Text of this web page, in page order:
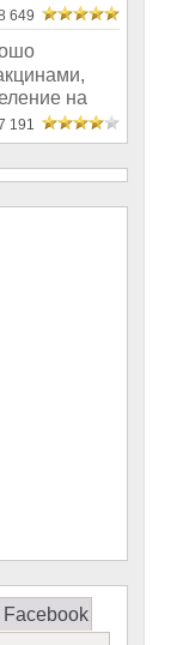
649
на
191
Facebook